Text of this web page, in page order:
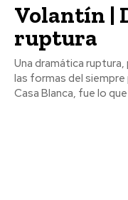
Volantín |
ruptura
Una dramática
las formas del
Casa Blanca, fue lo